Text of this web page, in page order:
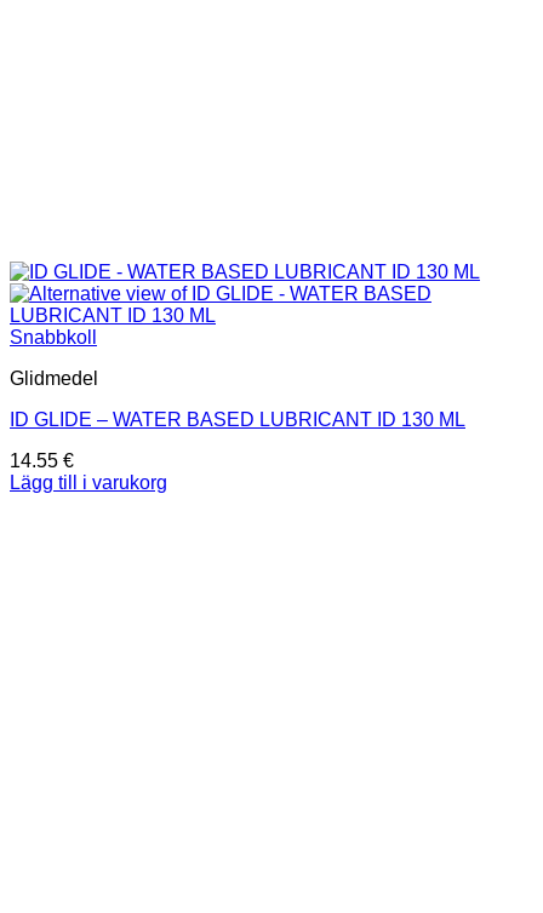
Snabbkoll
Glidmedel
ID GLIDE – WATER BASED LUBRICANT ID 130 ML
14.55 €
Lägg till i varukorg